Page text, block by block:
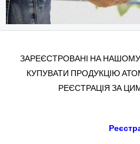
ЗАРЕЄСТРОВАНІ НА
КУПУВАТИ ПРОДУКЦІЮ
РЕЄСТРАЦІЯ ЗА